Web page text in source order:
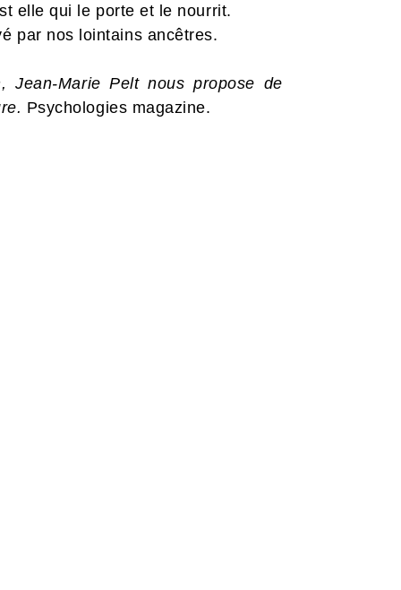
elle qui le porte et le nourrit.
par nos lointains ancêtres.
Jean-Marie Pelt nous propose de
Psychologies magazine.